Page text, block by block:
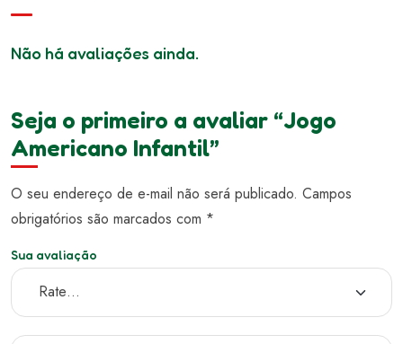
Não há avaliações ainda.
Seja o primeiro a avaliar “Jogo
Americano Infantil”
O seu endereço de e-mail não será publicado. Campos
obrigatórios são marcados com *
Sua avaliação